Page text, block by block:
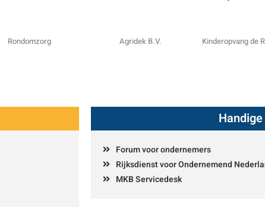
Rondomzorg Agridek B.V. Kinderopvang de
Forum voor ondernemers
Rijksdienst voor Ondernemend
MKB Servicedesk